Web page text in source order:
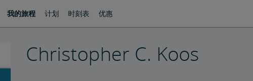
我的旅程 计划 时刻表 优惠
Christopher C. Koos